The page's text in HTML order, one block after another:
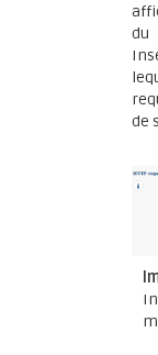
du
de